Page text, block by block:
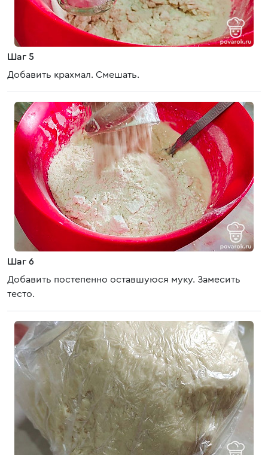
Шаг 5
Добавить крахмал. Смешать.
Шаг 6
Добавить постепенно оставшуюся муку. Замесить
тесто.